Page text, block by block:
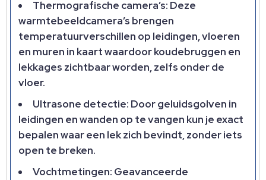
Thermografische camera’s: Deze
warmtebeeldcamera’s brengen
temperatuurverschillen op leidingen, vloeren
en muren in kaart waardoor koudebruggen en
lekkages zichtbaar worden, zelfs onder de
vloer.​
Ultrasone detectie: Door geluidsgolven in
leidingen en wanden op te vangen kun je exact
bepalen waar een lek zich bevindt, zonder iets
open te breken.​
Vochtmetingen: Geavanceerde